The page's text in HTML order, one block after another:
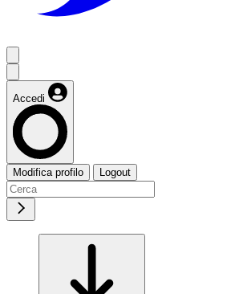
Accedi
Modifica profilo Logout